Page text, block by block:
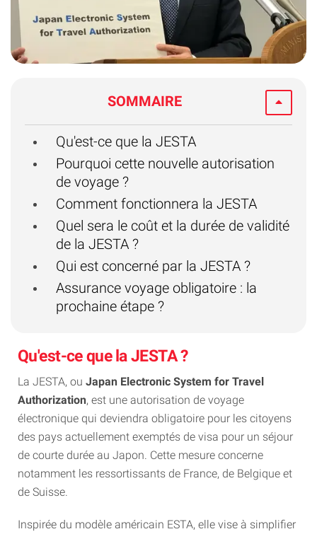
SOMMAIRE
Qu'est-ce que la JESTA
Pourquoi cette nouvelle autorisation
de voyage ?
Comment fonctionnera la JESTA
Quel sera le coût et la durée de validité
de la JESTA ?
Qui est concerné par la JESTA ?
Assurance voyage obligatoire : la
prochaine étape ?
Qu'est-ce que la JESTA ?
La JESTA, ou Japan Electronic System for Travel
Authorization, est une autorisation de voyage
électronique qui deviendra obligatoire pour les citoyens
des pays actuellement exemptés de visa pour un séjour
de courte durée au Japon. Cette mesure concerne
notamment les ressortissants de France, de Belgique et
de Suisse.
Inspirée du modèle américain ESTA, elle vise à simplifier